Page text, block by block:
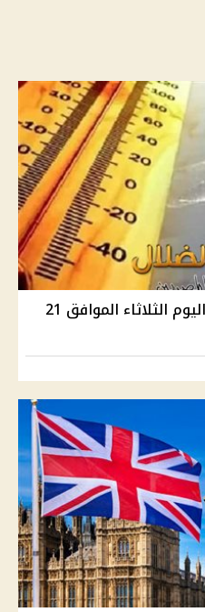
الأرصاد توضح ملامح طقس اليوم الثلاثاء الموافق 21